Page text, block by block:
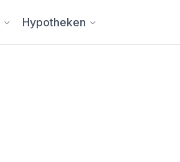
Hypotheken